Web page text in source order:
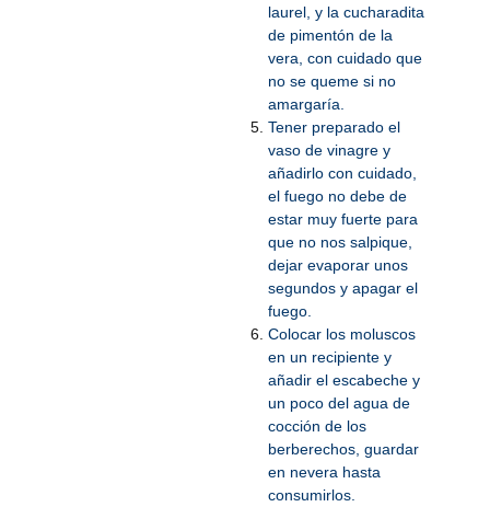
laurel, y la cucharadita
de pimentón de la
vera, con cuidado que
no se queme si no
amargaría.
Tener preparado el
vaso de vinagre y
añadirlo con cuidado,
el fuego no debe de
estar muy fuerte para
que no nos salpique,
dejar evaporar unos
segundos y apagar el
fuego.
Colocar los moluscos
en un recipiente y
añadir el escabeche y
un poco del agua de
cocción de los
berberechos, guardar
en nevera hasta
consumirlos.